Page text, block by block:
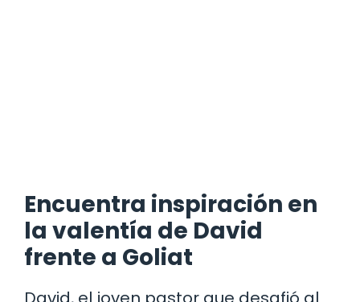
Encuentra inspiración en
la valentía de David
frente a Goliat